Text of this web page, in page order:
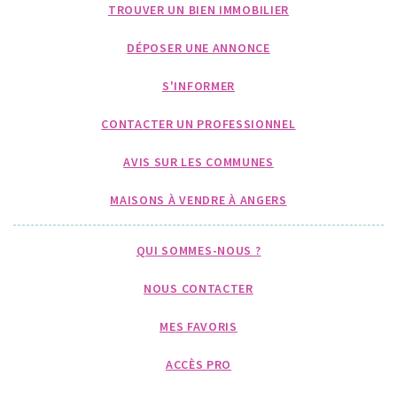
TROUVER UN BIEN IMMOBILIER
DÉPOSER UNE ANNONCE
S'INFORMER
CONTACTER UN PROFESSIONNEL
AVIS SUR LES COMMUNES
MAISONS À VENDRE À ANGERS
QUI SOMMES-NOUS ?
NOUS CONTACTER
MES FAVORIS
ACCÈS PRO